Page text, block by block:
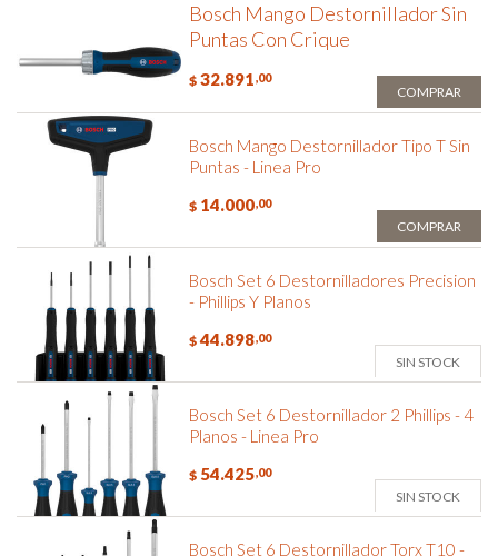
Bosch Mango Destornillador Sin
Puntas Con Crique
$ 32.891,00
COMPRAR
Bosch Mango Destornillador Tipo T Sin
Puntas - Linea Pro
$ 14.000,00
COMPRAR
Bosch Set 6 Destornilladores Precision
- Phillips Y Planos
$ 44.898,00
SIN STOCK
Bosch Set 6 Destornillador 2 Phillips - 4
Planos - Linea Pro
$ 54.425,00
SIN STOCK
Bosch Set 6 Destornillador Torx T10 -